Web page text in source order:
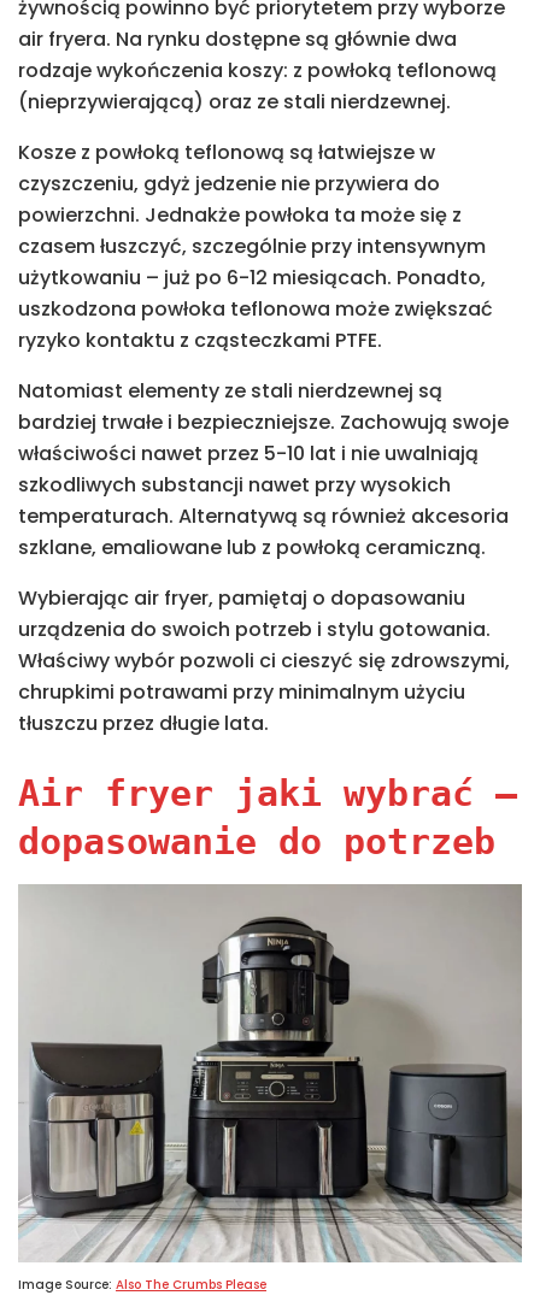
żywnością powinno być priorytetem przy wyborze
air fryera. Na rynku dostępne są głównie dwa
rodzaje wykończenia koszy: z powłoką teflonową
(nieprzywierającą) oraz ze stali nierdzewnej.
Kosze z powłoką teflonową są łatwiejsze w
czyszczeniu, gdyż jedzenie nie przywiera do
powierzchni. Jednakże powłoka ta może się z
czasem łuszczyć, szczególnie przy intensywnym
użytkowaniu – już po 6-12 miesiącach. Ponadto,
uszkodzona powłoka teflonowa może zwiększać
ryzyko kontaktu z cząsteczkami PTFE.
Natomiast elementy ze stali nierdzewnej są
bardziej trwałe i bezpieczniejsze. Zachowują swoje
właściwości nawet przez 5-10 lat i nie uwalniają
szkodliwych substancji nawet przy wysokich
temperaturach. Alternatywą są również akcesoria
szklane, emaliowane lub z powłoką ceramiczną.
Wybierając air fryer, pamiętaj o dopasowaniu
urządzenia do swoich potrzeb i stylu gotowania.
Właściwy wybór pozwoli ci cieszyć się zdrowszymi,
chrupkimi potrawami przy minimalnym użyciu
tłuszczu przez długie lata.
Air fryer jaki wybrać –
dopasowanie do potrzeb
Image Source: Also The Crumbs Please